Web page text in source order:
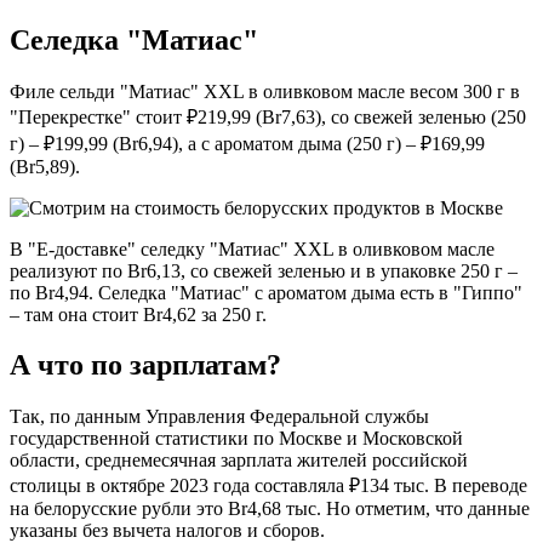
Селедка "Матиас"
Филе сельди "Матиас" XXL в оливковом масле весом 300 г в
"Перекрестке" стоит ₽219,99 (Br7,63), со свежей зеленью (250
г) – ₽199,99 (Br6,94), а с ароматом дыма (250 г) – ₽169,99
(Br5,89).
В "Е-доставке" селедку "Матиас" XXL в оливковом масле
реализуют по Br6,13, со свежей зеленью и в упаковке 250 г –
по Br4,94. Селедка "Матиас" с ароматом дыма есть в "Гиппо"
– там она стоит Br4,62 за 250 г.
А что по зарплатам?
Так, по данным Управления Федеральной службы
государственной статистики по Москве и Московской
области, среднемесячная зарплата жителей российской
столицы в октябре 2023 года составляла ₽134 тыс. В переводе
на белорусские рубли это Br4,68 тыс. Но отметим, что данные
указаны без вычета налогов и сборов.